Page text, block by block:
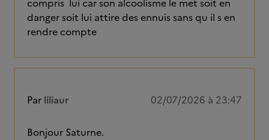
compris lui car son alcoolisme le met soit en
danger soit lui attire des ennuis sans qu il s en
rendre compte
Par liliaur 02/07/2026 à 23:47
Bonjour Saturne.